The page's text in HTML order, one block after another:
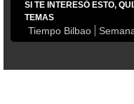
SI TE INTERESÓ ESTO,
TEMAS
Tiempo Bilbao